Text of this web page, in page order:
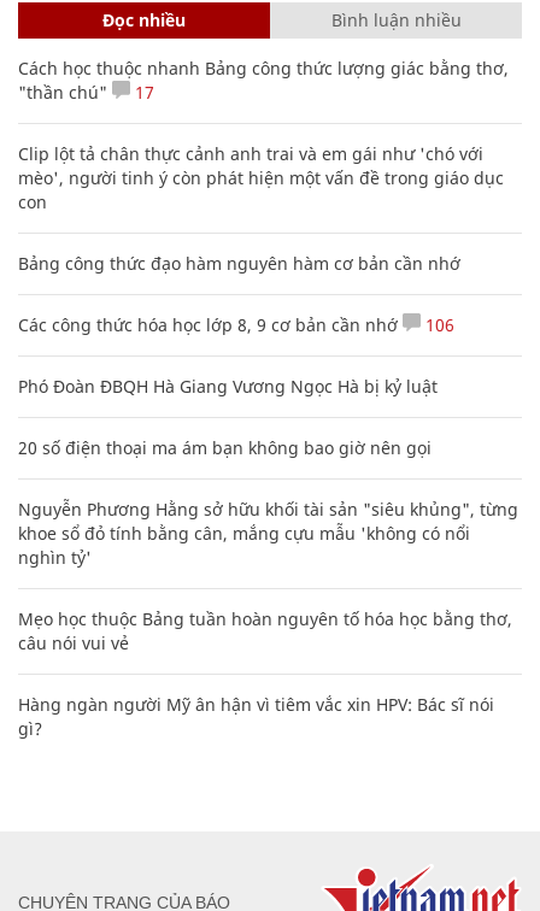
Đọc nhiều Bình luận nhiều
Cách học thuộc nhanh Bảng công thức lượng giác bằng thơ,
"thần chú"
17
Clip lột tả chân thực cảnh anh trai và em gái như 'chó với
mèo', người tinh ý còn phát hiện một vấn đề trong giáo dục
con
Bảng công thức đạo hàm nguyên hàm cơ bản cần nhớ
Các công thức hóa học lớp 8, 9 cơ bản cần nhớ 106
Phó Đoàn ĐBQH Hà Giang Vương Ngọc Hà bị kỷ luật
20 số điện thoại ma ám bạn không bao giờ nên gọi
Nguyễn Phương Hằng sở hữu khối tài sản "siêu khủng", từng
khoe sổ đỏ tính bằng cân, mắng cựu mẫu 'không có nổi
nghìn tỷ'
Mẹo học thuộc Bảng tuần hoàn nguyên tố hóa học bằng thơ,
câu nói vui vẻ
Hàng ngàn người Mỹ ân hận vì tiêm vắc xin HPV: Bác sĩ nói
gì?
CHUYÊN TRANG CỦA BÁO